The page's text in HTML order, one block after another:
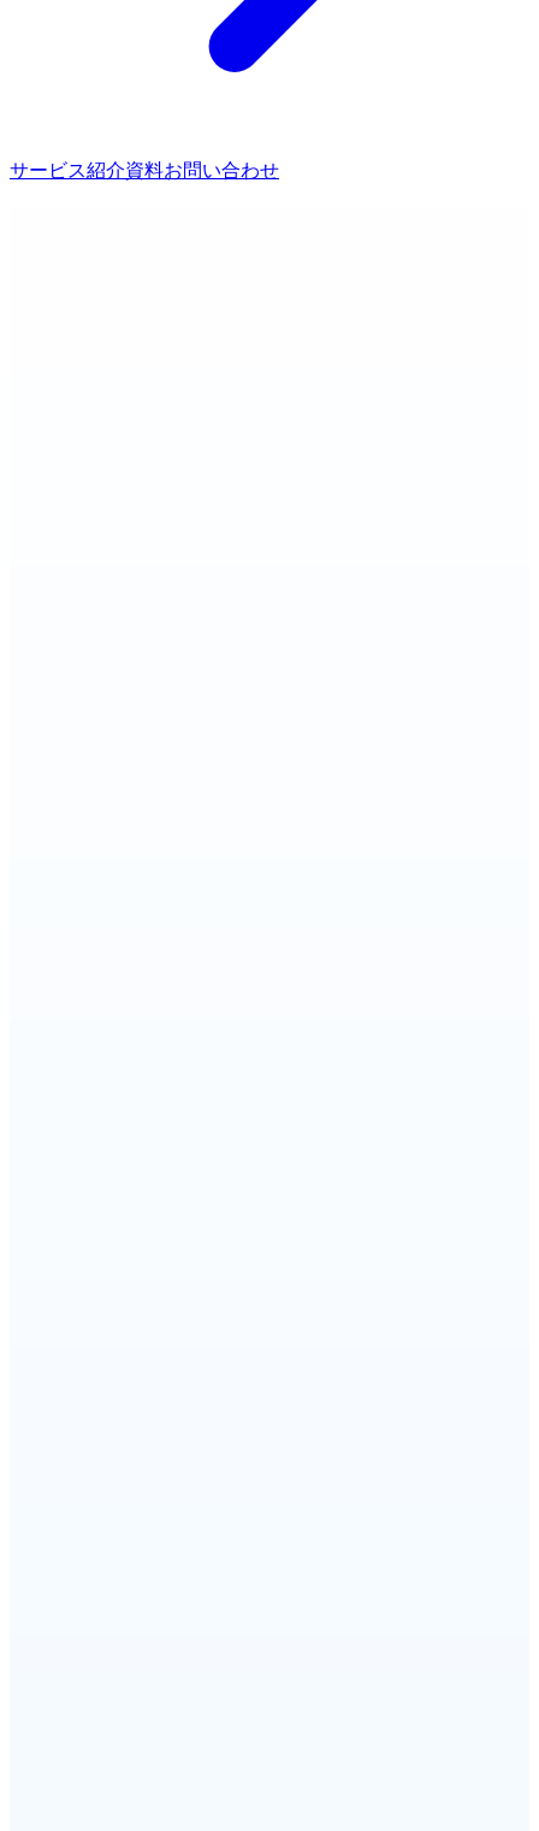
サービス紹介資料お問い合わせ